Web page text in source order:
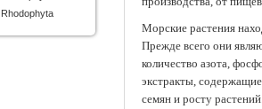
Морские растения
Прежде всего они
количество азота,
экстракты,
семян и росту
Rhodophyta